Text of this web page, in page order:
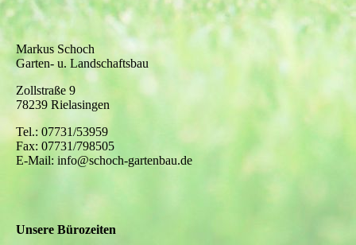
Markus Schoch
Garten- u. Landschaftsbau
Zollstraße 9
78239 Rielasingen
Tel.: 07731/53959
Fax: 07731/798505
E-Mail: info@schoch-gartenbau.de
Unsere Bürozeiten